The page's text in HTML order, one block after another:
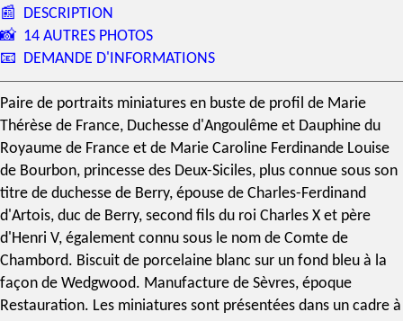
📰 DESCRIPTION
📸 14 AUTRES PHOTOS
📧 DEMANDE D'INFORMATIONS
Paire de portraits miniatures en buste de profil de Marie
Thérèse de France, Duchesse d'Angoulême et Dauphine du
Royaume de France et de Marie Caroline Ferdinande Louise
de Bourbon, princesse des Deux-Siciles, plus connue sous son
titre de duchesse de Berry, épouse de Charles-Ferdinand
d'Artois, duc de Berry, second fils du roi Charles X et père
d'Henri V, également connu sous le nom de Comte de
Chambord. Biscuit de porcelaine blanc sur un fond bleu à la
façon de Wedgwood. Manufacture de Sèvres, époque
Restauration. Les miniatures sont présentées dans un cadre à